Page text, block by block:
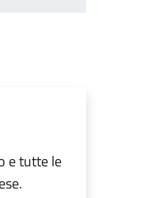
e tutte le